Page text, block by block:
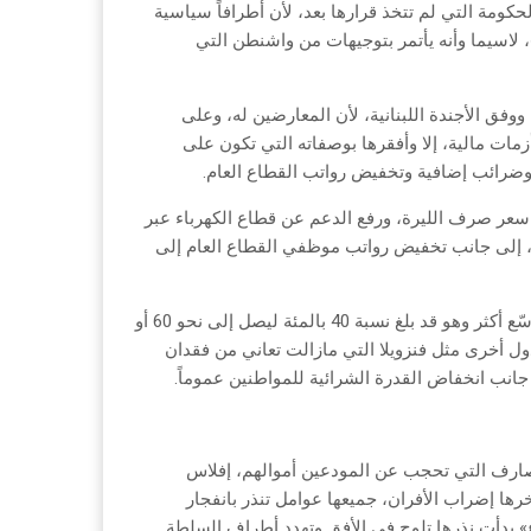
التي لم تتخذ قرارها بعد، لأن أطرافاً سياسية
لاسيما وأنه يأتمر بتوجيهات من واشنطن التي
الأجندة اللبنانية، لأن المعارضين له، وعلى
مالية، إلا وأفقرها بوصفاته التي تكون على
إضافية وتخفيض رواتب القطاع العام.
صرف الليرة، ورفع الدعم عن قطاع الكهرباء عبر
إلى جانب تخفيض رواتب موظفي القطاع العام إلى
وهي إجراءات إذا ما تبنّتها الحكومة حكومة حسان دياب، فإن الفقر سيتوسّع أكثر وهو قد بلغ نسبة 40 بالمئة ليصل إلى نحو 60 أو
أخرى مثل فنزويلا التي مازالت تعاني من فقدان
جانب انخفاض القدرة الشرائية للمواطنين عموماً.
التي تحجب عن المودعين أموالهم، إفلاس
إضراب الأفران، جميعها عوامل تنذر بانفجار